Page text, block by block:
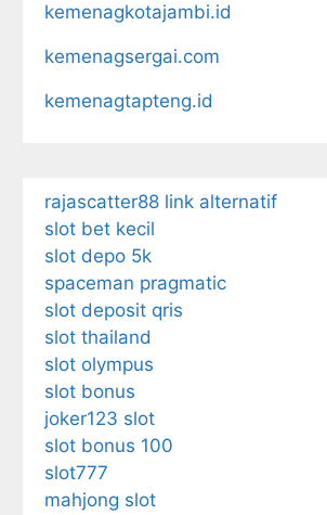
kemenagkotajambi.id
kemenagsergai.com
kemenagtapteng.id
rajascatter88 link alternatif
slot bet kecil
slot depo 5k
spaceman pragmatic
slot deposit qris
slot thailand
slot olympus
slot bonus
joker123 slot
slot bonus 100
slot777
mahjong slot